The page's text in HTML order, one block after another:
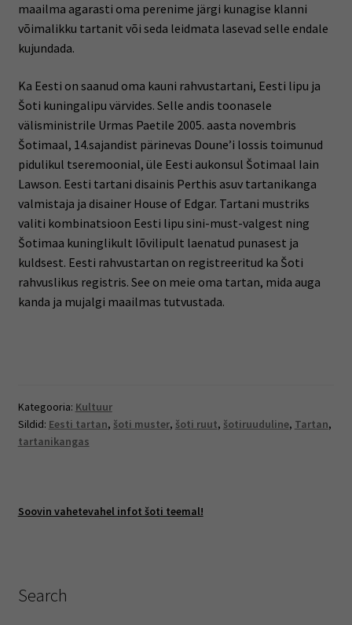
maailma agarasti oma perenime järgi kunagise klanni
võimalikku tartanit või seda leidmata lasevad selle endale
kujundada.
Ka Eesti on saanud oma kauni rahvustartani, Eesti lipu ja
Šoti kuningalipu värvides. Selle andis toonasele
välisministrile Urmas Paetile 2005. aasta novembris
Šotimaal, 14.sajandist pärinevas Doune’i lossis toimunud
pidulikul tseremoonial, üle Eesti aukonsul Šotimaal Iain
Lawson. Eesti tartani disainis Perthis asuv tartanikanga
valmistaja ja disainer House of Edgar. Tartani mustriks
valiti kombinatsioon Eesti lipu sini-must-valgest ning
Šotimaa kuninglikult lõvilipult laenatud punasest ja
kuldsest. Eesti rahvustartan on registreeritud ka Šoti
rahvuslikus registris. See on meie oma tartan, mida auga
kanda ja mujalgi maailmas tutvustada.
Kategooria: Kultuur
Sildid: Eesti tartan, šoti muster, šoti ruut, šotiruuduline, Tartan,
tartanikangas
Soovin vahetevahel infot šoti teemal!
Search